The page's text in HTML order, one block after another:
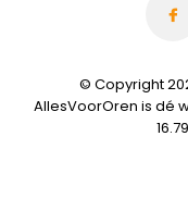
© Copyright
AllesVoorOren is dé